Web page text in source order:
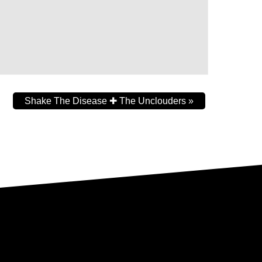
Shake The Disease ✚ The Unclouders »